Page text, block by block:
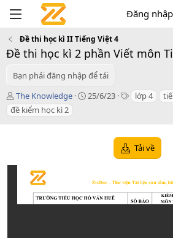
Đăng nhập
Đề thi học kì II Tiếng Việt 4
Đề thi học kì 2 phần Viết môn
Bạn phải đăng nhập để tải
T
á
c
The Knowledge
C
a
t
25/6/23
T lớp 4
đề kiểm học kì 2
Tải về